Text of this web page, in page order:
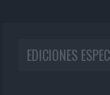
EDICIONES